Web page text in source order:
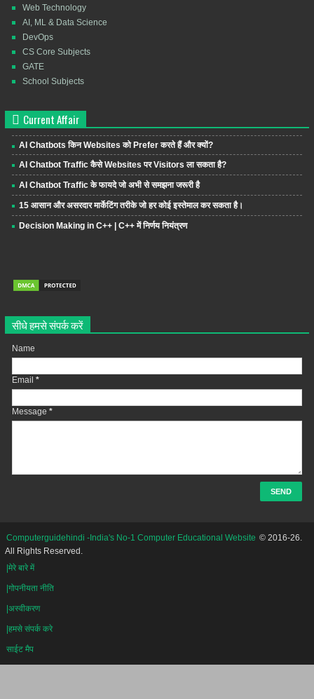
Web Technology
AI, ML & Data Science
DevOps
CS Core Subjects
GATE
School Subjects
Current Affair
AI Chatbots किन Websites को Prefer करते हैं और क्यों?
AI Chatbot Traffic कैसे Websites पर Visitors ला सकता है?
AI Chatbot Traffic के फायदे जो अभी से समझना जरूरी है
15 आसान और असरदार मार्केटिंग तरीके जो हर कोई इस्तेमाल कर सकता है।
Decision Making in C++ | C++ में निर्णय नियंत्रण
सीधे हमसे संपर्क करें
Name
Email *
Message *
Computerguidehindi -India's No-1 Computer Educational Website © 2016-26.
All Rights Reserved.
|मेरे बारे में
|गोपनीयता नीति
|अस्वीकरण
|हमसे संपर्क करे
साईट मैप